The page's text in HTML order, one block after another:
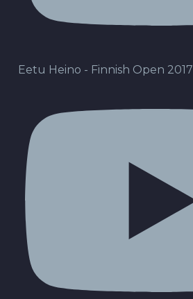
Eetu Heino - Finnish Open 2017